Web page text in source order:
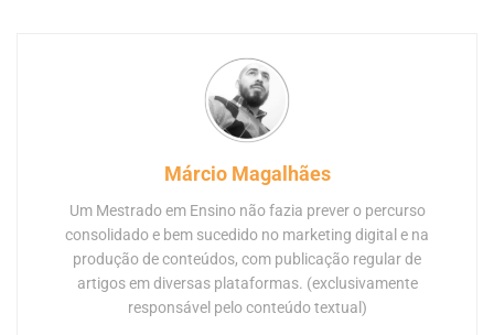
Márcio Magalhães
Um Mestrado em Ensino não fazia prever o percurso
consolidado e bem sucedido no marketing digital e na
produção de conteúdos, com publicação regular de
artigos em diversas plataformas. (exclusivamente
responsável pelo conteúdo textual)